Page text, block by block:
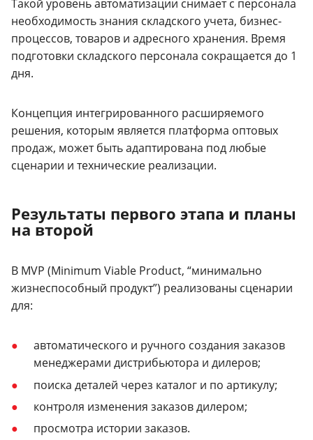
Такой уровень автоматизации снимает с персонала
необходимость знания складского учета, бизнес-
процессов, товаров и адресного хранения. Время
подготовки складского персонала сокращается до 1
дня.
Концепция интегрированного расширяемого
решения, которым является платформа оптовых
продаж, может быть адаптирована под любые
сценарии и технические реализации.
Результаты первого этапа и планы
на второй
В MVP (Minimum Viable Product, “минимально
жизнеспособный продукт”) реализованы сценарии
для:
автоматического и ручного создания заказов
менеджерами дистрибьютора и дилеров;
поиска деталей через каталог и по артикулу;
контроля изменения заказов дилером;
просмотра истории заказов.